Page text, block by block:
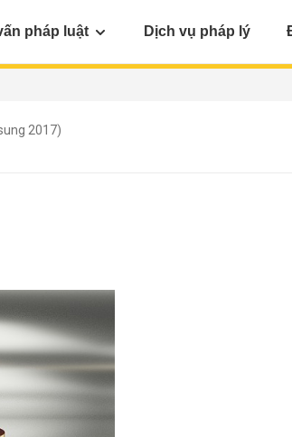
pháp luật Dịch vụ pháp lý
2017)